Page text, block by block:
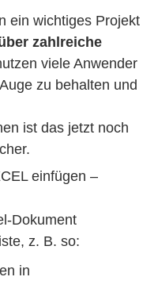
ein wichtiges Projekt
zahlreiche
viele Anwender
zu behalten und
ist das jetzt noch
einfügen –
Dokument
z. B. so: